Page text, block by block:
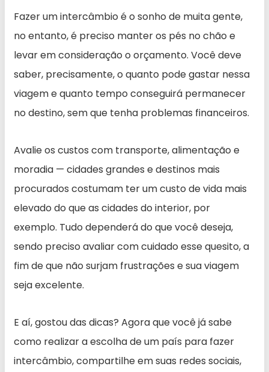
Fazer um intercâmbio é o sonho de muita gente,
no entanto, é preciso manter os pés no chão e
levar em consideração o orçamento. Você deve
saber, precisamente, o quanto pode gastar nessa
viagem e quanto tempo conseguirá permanecer
no destino, sem que tenha problemas financeiros.
Avalie os custos com transporte, alimentação e
moradia — cidades grandes e destinos mais
procurados costumam ter um custo de vida mais
elevado do que as cidades do interior, por
exemplo. Tudo dependerá do que você deseja,
sendo preciso avaliar com cuidado esse quesito, a
fim de que não surjam frustrações e sua viagem
seja excelente.
E aí, gostou das dicas? Agora que você já sabe
como realizar a escolha de um país para fazer
intercâmbio, compartilhe em suas redes sociais,